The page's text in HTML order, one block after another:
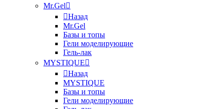
Mr.Gel
Назад
Mr.Gel
Базы и топы
Гели моделирующие
Гель-лак
MYSTIQUE
Назад
MYSTIQUE
Базы и топы
Гели моделирующие